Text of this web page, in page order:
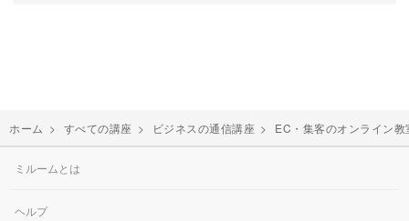
ホーム > すべての講座 > ビジネスの通信講座 > EC・集客のオンライン
ミルームとは
ヘルプ